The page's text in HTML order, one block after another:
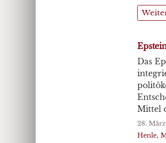
Das
Mittel
28.
Henle,